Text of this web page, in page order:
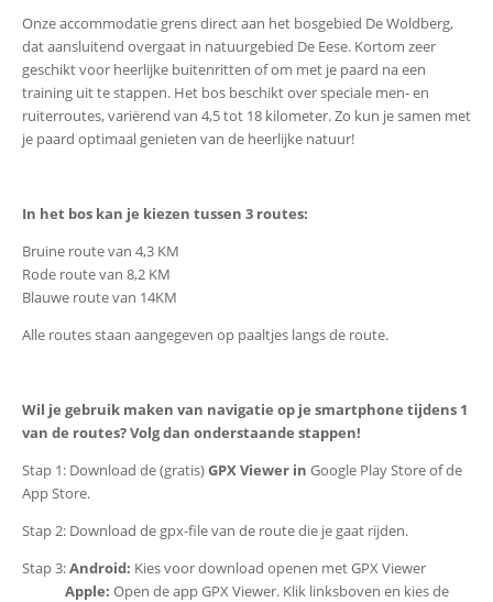
Onze accommodatie grens direct aan het bosgebied De Woldberg,
dat aansluitend overgaat in natuurgebied De Eese. Kortom zeer
geschikt voor heerlijke buitenritten of om met je paard na een
training uit te stappen. Het bos beschikt over speciale men- en
ruiterroutes, variërend van 4,5 tot 18 kilometer. Zo kun je samen met
je paard optimaal genieten van de heerlijke natuur!
In het bos kan je kiezen tussen 3 routes:
Bruine route van 4,3 KM
Rode route van 8,2 KM
Blauwe route van 14KM
Alle routes staan aangegeven op paaltjes langs de route.
Wil je gebruik maken van navigatie op je smartphone tijdens 1
van de routes? Volg dan onderstaande stappen!
Stap 1: Download de (gratis)GPX Viewer in Google Play Store of de
App Store.
Stap 2: Download de gpx-file van de route die je gaat rijden.
Stap 3:Android: Kies voor download openen met GPX Viewer
Apple: Open de app GPX Viewer. Klik linksboven en kies de